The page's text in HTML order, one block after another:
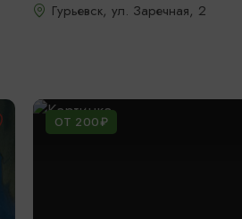
Гурьевск, ул. Заречная, 2
ОТ 200₽